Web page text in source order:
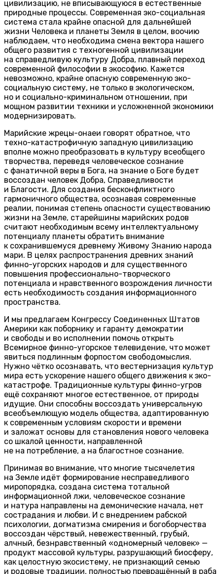
цивилизацию, не вписывающуюся в естественные
природные процессы. Современная эко-социальная
система стала крайне опасной для дальнейшей
жизни Человека и планеты Земля в целом, воочию
наблюдаем, что необходима смена вектора нашего
общего развития с техногенной цивилизации
на справедливую культуру Добра, плавный переход
современной философии в экософию. Кажется
невозможно, крайне опасную современную эко-
социальную систему, не только в экологическом,
но и социально-криминальном отношении, при
мощном развитии техники и усложненной экономики
модернизировать.
Марийские жрецы-онаеҥи говорят обратное, что
техно-катастрофичную западную цивилизацию
вполне можно преобразовать в культуру всеобщего
творчества, переведя человеческое сознание
с фанатичной веры в Бога, на знание о Боге будет
воссоздан человек Добра, Справедливости
и Благости. Для создания бесконфликтного
гармоничного общества, осознавая современные
реалии, понимая степень опасности существованию
жизни на Земле, старейшины марийских родов
считают необходимым всему интеллектуальному
потенциалу планеты обратить внимание
к сохранившемуся древнему Живому Знанию народа
мари. В целях распространения древних знаний
финно-угорских народов и для существенного
повышения профессионально-творческого
потенциала и нравственного возрождения личности
есть необходимость создания информационного
пространства.
И мы предлагаем Конгрессу Соединенных Штатов
Америки как поборнику и гаранту демократии
и свободы и во исполнении помочь открыть
Всемирное финно-угорское телевидение, что может
явиться подлинным форпостом свободомыслия.
Нужно чётко осознавать, что вестернизация культур
мира есть ускорение нашего общего движения к эко-
катастрофе. Традиционные культуры финно-угров
ещё сохраняют многое естественное, от природы
идущие. Они способны воссоздать универсальную
всеобъемлющую модель общества, адаптированную
к современным условиям скорости и времени
и заложат основы для становления нового человека
со шкалой ценности, направленной
не на потребление, а на благостное сознание.
Принимая во внимание, что многие тысячелетия
на Земле идёт формирование несправедливого
миропорядка, создана система тотальной
информационной лжи, человеческое сознание
и натура направлены на демонические начала, нет
сострадания и любви. И с внедрением рабской
психологии, догматизма смирения и богоборчества
воссоздан чёрствый, невежественный, грубый,
алчный, безнравственный «одномерный человек» —
продукт массовой культуры, разрушающий биосферу,
как целостную экосистему, не признающий семью
и родовые традиции, полностью превращённый в раба